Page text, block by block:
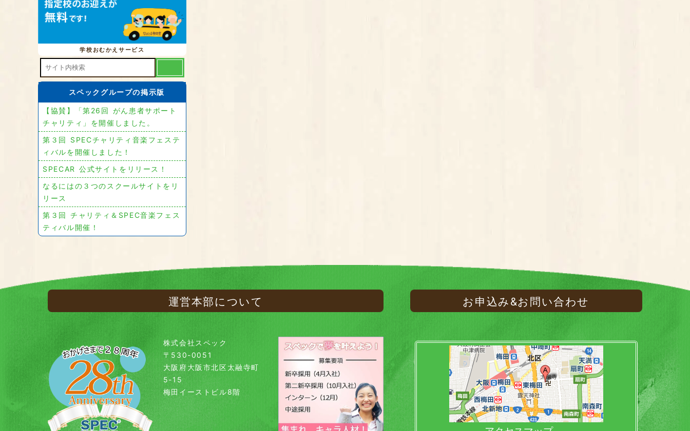
学校おむかえサービス
スペックグループの掲示版
【協賛】「第26回 がん患者サポート
チャリティ」を開催しました。
第３回 SPECチャリティ音楽フェステ
ィバルを開催しました！
SPECAR 公式サイトをリリース！
なるにはの３つのスクールサイトをリ
リース
第３回 チャリティ＆SPEC音楽フェス
ティバル開催！
運営本部について
株式会社スペック
〒530-0051
大阪府大阪市北区太融寺町
5-15
梅田イーストビル8階
お申込み&お問い合わせ